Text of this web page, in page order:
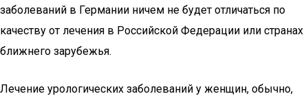
заболеваний в Германии ничем не будет отличаться по
качеству от лечения в Российской Федерации или странах
ближнего зарубежья.
Лечение урологических заболеваний у женщин, обычно,